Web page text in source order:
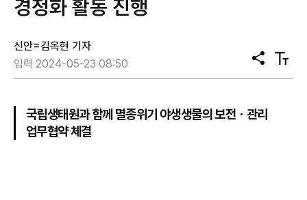
경정화 활동 진행
신안=김옥현 기자
입력 2024-05-23 08:50
공
유
텍
스
국립생태원과 함께 멸종위기 야생생물의 보전ㆍ관리
업무협약 체결